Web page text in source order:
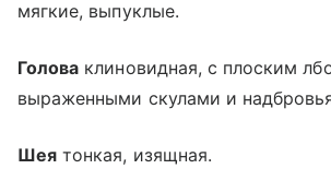
мягкие, выпуклые.
Голова клиновидная, с плоским
выраженными скулами и
Шея тонкая, изящная.